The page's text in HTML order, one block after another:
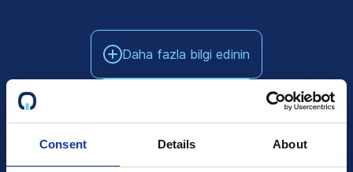
Consent Details About
Daha fazla bilgi edinin